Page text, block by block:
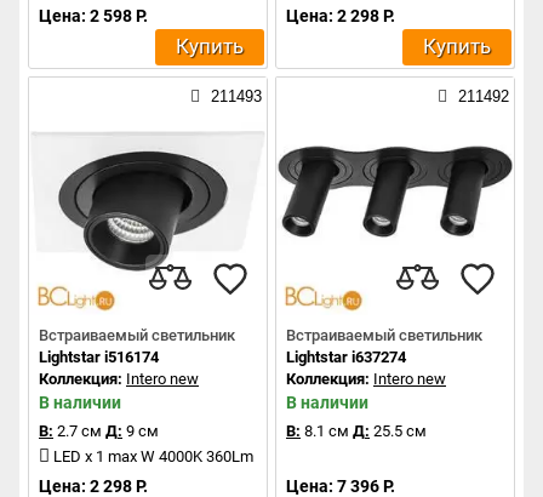
Цена: 2 598 Р.
Купить
Цена: 2 298 Р.
Купить
211493
Встраиваемый светильник
Lightstar i516174
Коллекция: Intero new
В наличии
В: 2.7 см Д: 9 см
LED x 1 max W 4000K 360Lm
Цена: 2 298 Р.
211492
Встраиваемый светильник
Lightstar i637274
Коллекция: Intero new
В наличии
В: 8.1 см Д: 25.5 см
Цена: 7 396 Р.